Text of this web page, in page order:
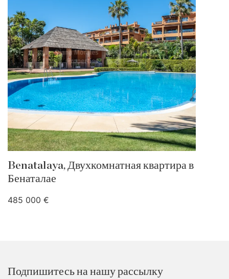
Benatalaya, Двухкомнатная квартира в
Бенаталае
485 000 €
Подпишитесь на нашу рассылку